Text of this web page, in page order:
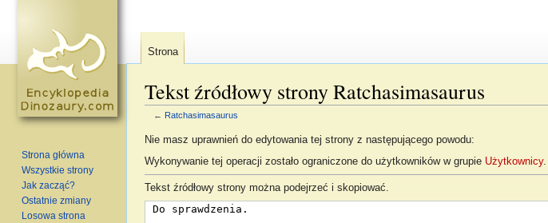
Tekst źródłowy strony Ratchasimasaurus
← Ratchasimasaurus
Nie masz uprawnień do edytowania tej strony z następującego powodu:
Wykonywanie tej operacji zostało ograniczone do użytkowników w grupie Użytkownicy.
Tekst źródłowy strony można podejrzeć i skopiować.
Strona
Strona główna
Wszystkie strony
Jak zacząć?
Ostatnie zmiany
Losowa strona